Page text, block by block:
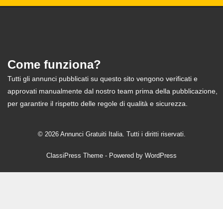
Come funziona?
Tutti gli annunci pubblicati su questo sito vengono verificati e
approvati manualmente dal nostro team prima della pubblicazione,
per garantire il rispetto delle regole di qualità e sicurezza.
© 2026 Annunci Gratuiti Italia. Tutti i diritti riservati.
ClassiPress Theme - Powered by WordPress